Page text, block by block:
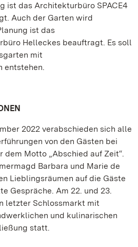
ist das Architekturbüro SPACE4
Auch der Garten wird
ist das
Helleckes beauftragt. Es soll
mit
entstehen.
2022 verabschieden sich alle
von den Gästen bei
Motto „Abschied auf Zeit“.
Barbara und Marie de
Lieblingsräumen auf die Gäste
Gespräche. Am 22. und 23.
letzter Schlossmarkt mit
und kulinarischen
statt.